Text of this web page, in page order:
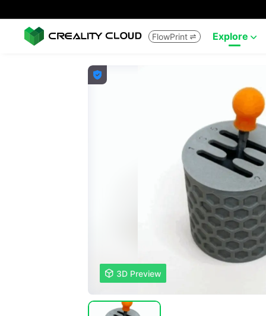
FlowPrint  Explore 

 3D Preview